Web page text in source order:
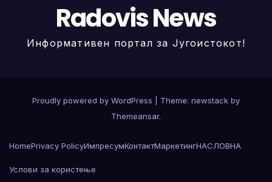
Radovis News
Информативен портал за Југоистокот!
Proudly powered by WordPress
Theme: newstack by
Themeansar.
HomePrivacy PolicyИмпресумКонтактМаркетингНАСЛОВНА
Услови за користење